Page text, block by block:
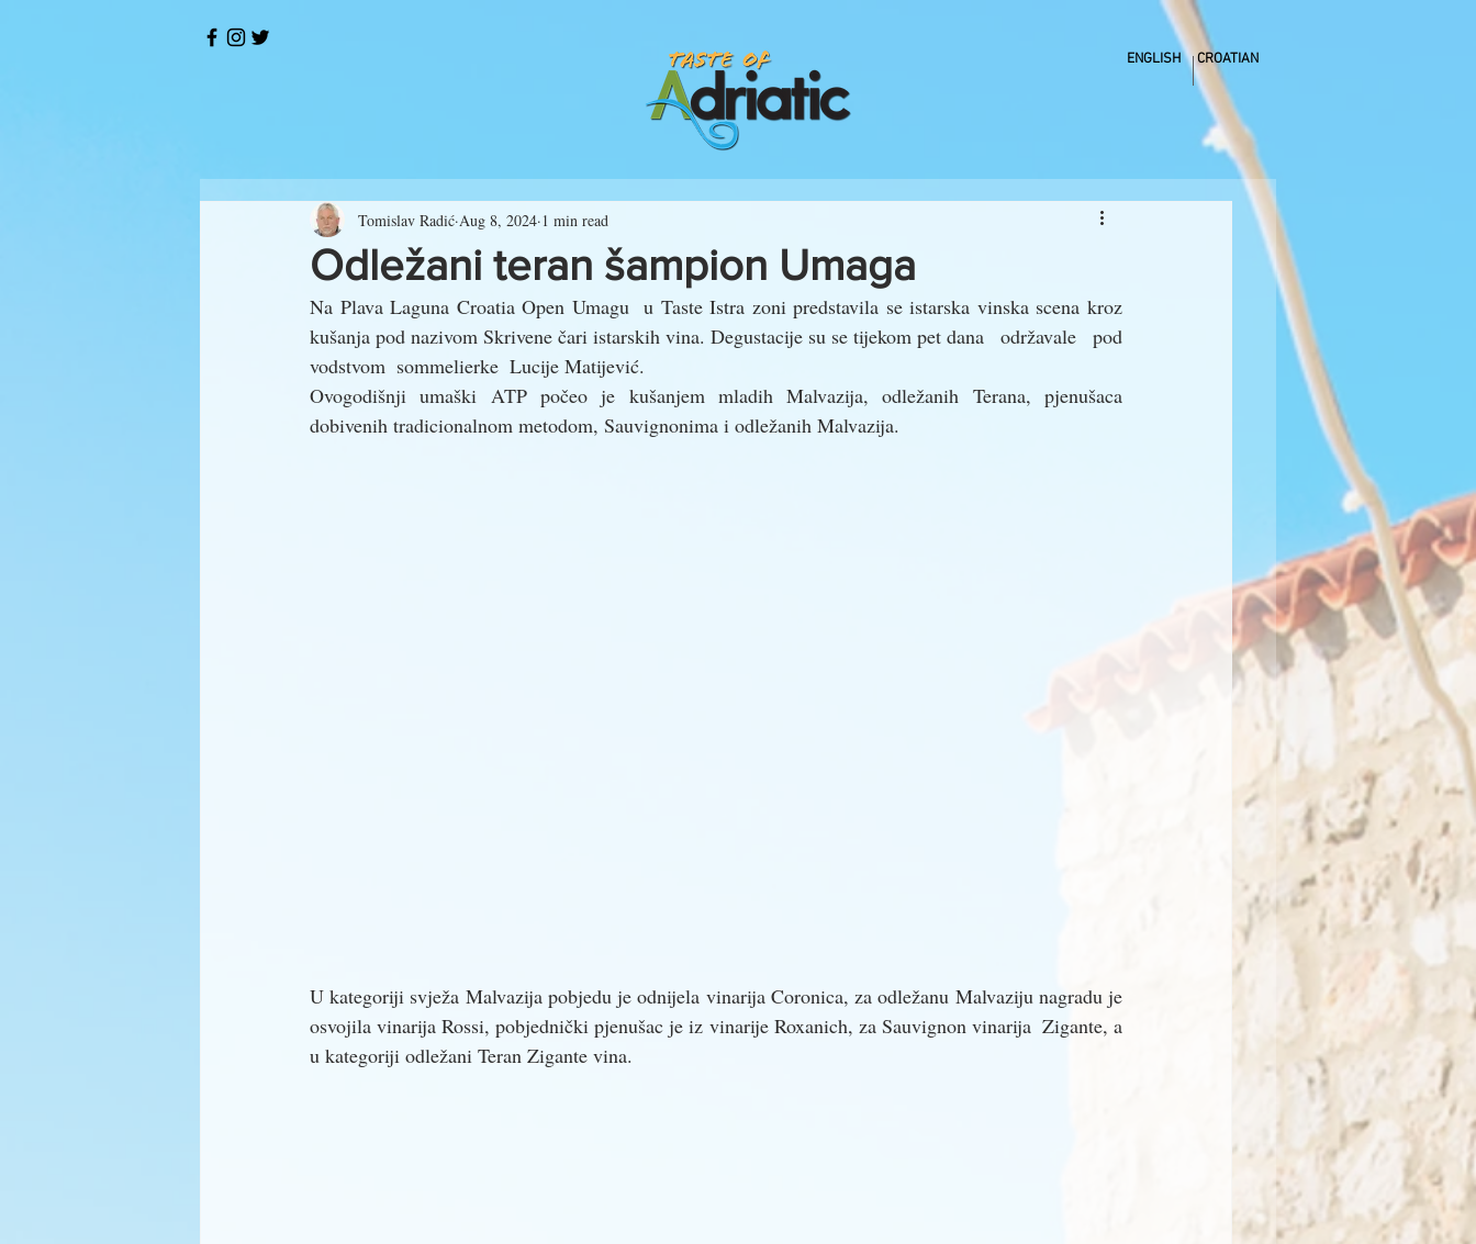
ENGLISH CROATIAN
Odležani teran šampion Umaga
Tomislav Radić Aug 8, 2024 1 min read
Na Plava Laguna Croatia Open Umagu  u Taste Istra zoni predstavila se istarska vinska scena kroz
kušanja pod nazivom Skrivene čari istarskih vina. Degustacije su se tijekom pet dana   održavale   pod
vodstvom  sommelierke  Lucije Matijević.
Ovogodišnji umaški ATP počeo je kušanjem mladih Malvazija, odležanih Terana, pjenušaca
dobivenih tradicionalnom metodom, Sauvignonima i odležanih Malvazija.
U kategoriji svježa Malvazija pobjedu je odnijela vinarija Coronica, za odležanu Malvaziju nagradu je
osvojila vinarija Rossi, pobjednički pjenušac je iz vinarije Roxanich, za Sauvignon vinarija  Zigante, a
u kategoriji odležani Teran Zigante vina.